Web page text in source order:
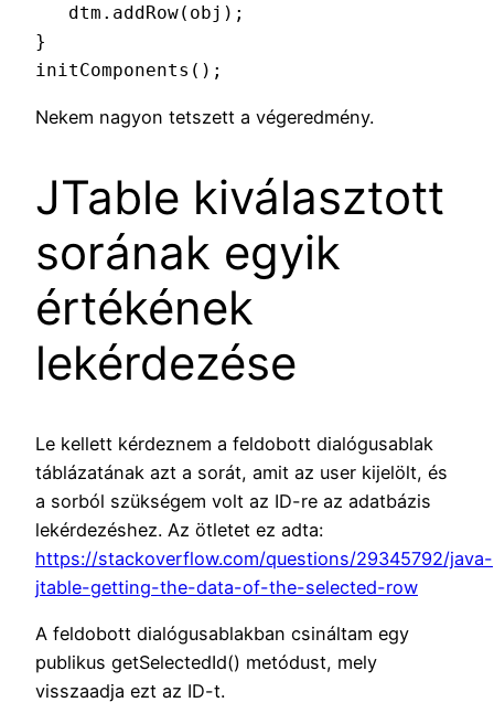
   dtm.addRow(obj);
}
initComponents();
Nekem nagyon tetszett a végeredmény.
JTable kiválasztott
sorának egyik
értékének
lekérdezése
Le kellett kérdeznem a feldobott dialógusablak
táblázatának azt a sorát, amit az user kijelölt, és
a sorból szükségem volt az ID-re az adatbázis
lekérdezéshez. Az ötletet ez adta:
https://stackoverflow.com/questions/29345792/java-
jtable-getting-the-data-of-the-selected-row
A feldobott dialógusablakban csináltam egy
publikus getSelectedId() metódust, mely
visszaadja ezt az ID-t.